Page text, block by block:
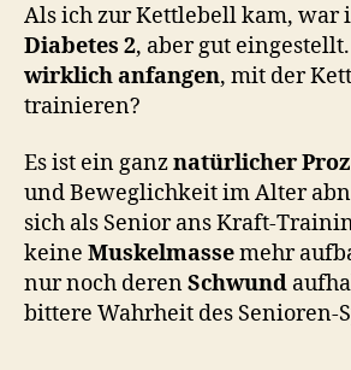
Als ich zur Kettlebell kam, war
Diabetes 2, aber gut
wirklich anfangen, mit der
trainieren?
Es ist ein ganznatürlicher
und Beweglichkeit im Alter
sich als Senior ans Kraft-
keine Muskelmassemehr
nur noch derenSchwund
bittere Wahrheit des Senioren-